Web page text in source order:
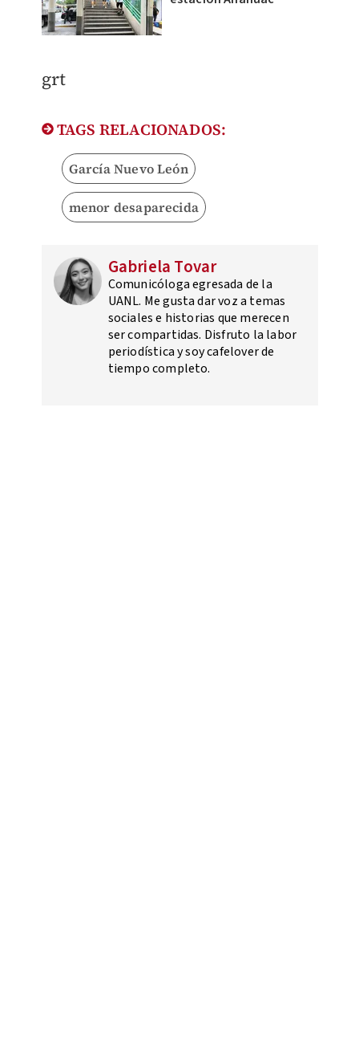
grt
TAGS RELACIONADOS:
García Nuevo León
menor desaparecida
Gabriela Tovar
Comunicóloga egresada de la
UANL. Me gusta dar voz a temas
sociales e historias que merecen
ser compartidas. Disfruto la labor
periodística y soy cafelover de
tiempo completo.